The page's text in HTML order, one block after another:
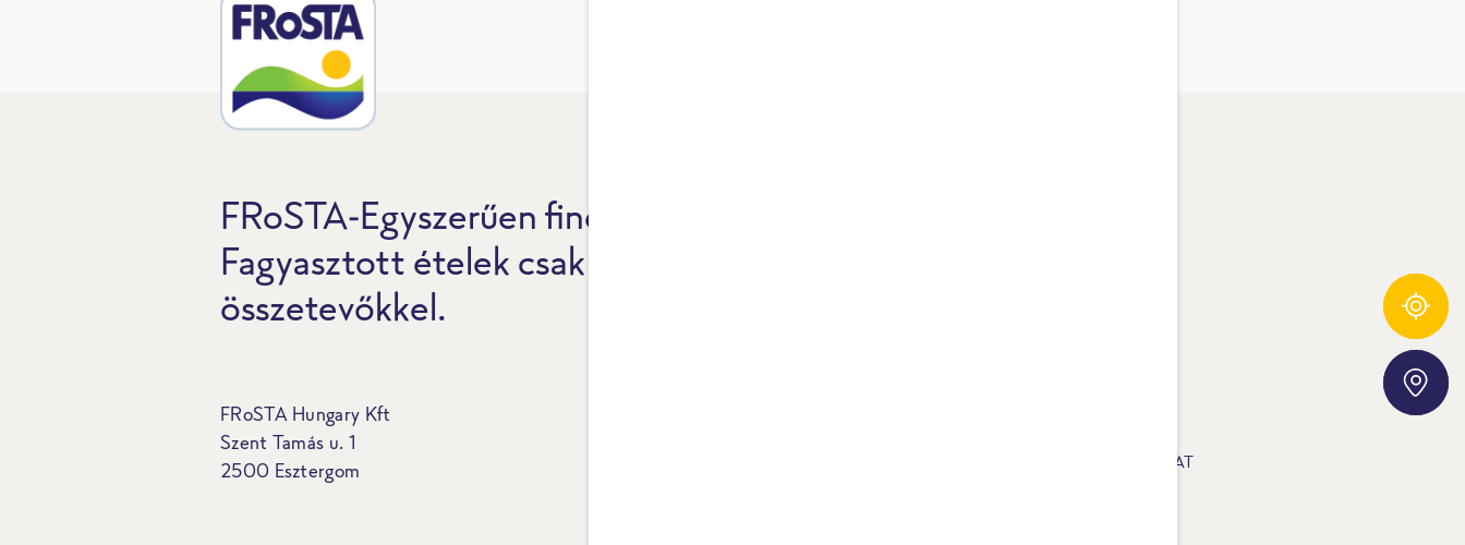
Összetevő-követő
Áruházkereső
FRoSTA-Egyszerűen finom.
Fagyasztott ételek csak természetes
összetevőkkel.
FRoSTA Hungary Kft
Szent Tamás u. 1
2500 Esztergom
ADATVÉDELMI NYILATKOZAT